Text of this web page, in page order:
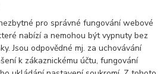
pro správné fungování webové
nabízí a nemohou být vypnuty bez
Jsou odpovědné mj. za uchovávání
k zákaznickému účtu, fungování